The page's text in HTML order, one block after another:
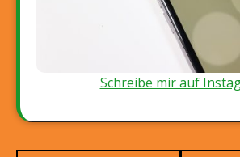
Schreibe mir auf